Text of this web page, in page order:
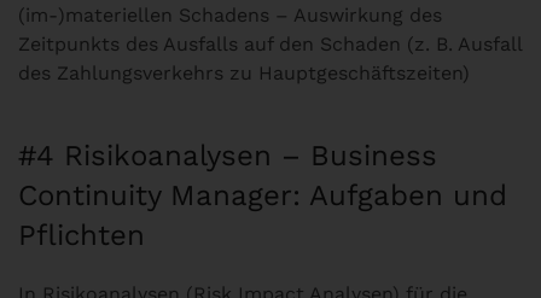
(im-)materiellen Schadens – Auswirkung des
Zeitpunkts des Ausfalls auf den Schaden (z. B. Ausfall
des Zahlungsverkehrs zu Hauptgeschäftszeiten)
#4 Risikoanalysen – Business
Continuity Manager: Aufgaben und
Pflichten